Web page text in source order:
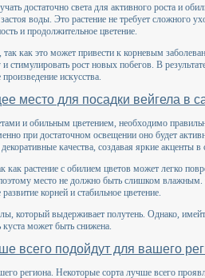
достаточно света для активного роста и
воды. Это растение не требует сложного
и продолжительное цветение.
как это может привести к корневым
рост новых побегов. В результате
искусства.
место для посадки вейгела в
и обильным цветением, необходимо
при достаточном освещении оно будет
качества, создавая яркие акценты в
как растение с обилием цветов может легко
место не должно быть слишком
корней и стабильное цветение.
который выдерживает полутень. Однако,
куста может быть снижена.
всего подойдут для вашего
региона. Некоторые сорта лучше всего